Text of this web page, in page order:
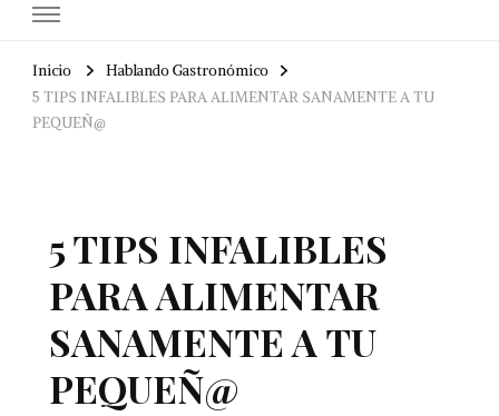
Inicio
Hablando Gastronómico
5 TIPS INFALIBLES PARA ALIMENTAR SANAMENTE A TU
PEQUEÑ@
5 TIPS INFALIBLES
PARA ALIMENTAR
SANAMENTE A TU
PEQUEÑ@